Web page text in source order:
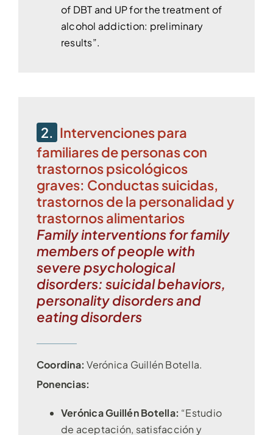
of DBT and UP for the treatment of
alcohol addiction: preliminary
results”.
2. Intervenciones para
familiares de personas con
trastornos psicológicos
graves: Conductas suicidas,
trastornos de la personalidad y
trastornos alimentarios
Family interventions for family
members of people with
severe psychological
disorders: suicidal behaviors,
personality disorders and
eating disorders
Coordina:Verónica Guillén Botella.
Ponencias:
Verónica Guillén Botella: “Estudio
de aceptación, satisfacción y